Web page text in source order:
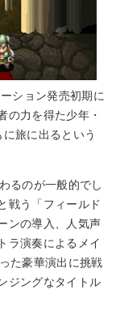
ション発売初期に
の力を得た少年・
旅に出るという
るのが一般的でし
戦う「フィールド
ンの導入、人気声
ラ演奏によるメイ
た豪華演出に挑戦
ジングなタイトル